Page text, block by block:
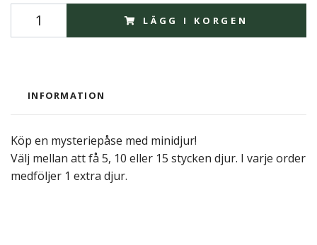
LÄGG I KORGEN
INFORMATION
Köp en mysteriepåse med minidjur!
Välj mellan att få 5, 10 eller 15 stycken djur. I varje order
medföljer 1 extra djur.